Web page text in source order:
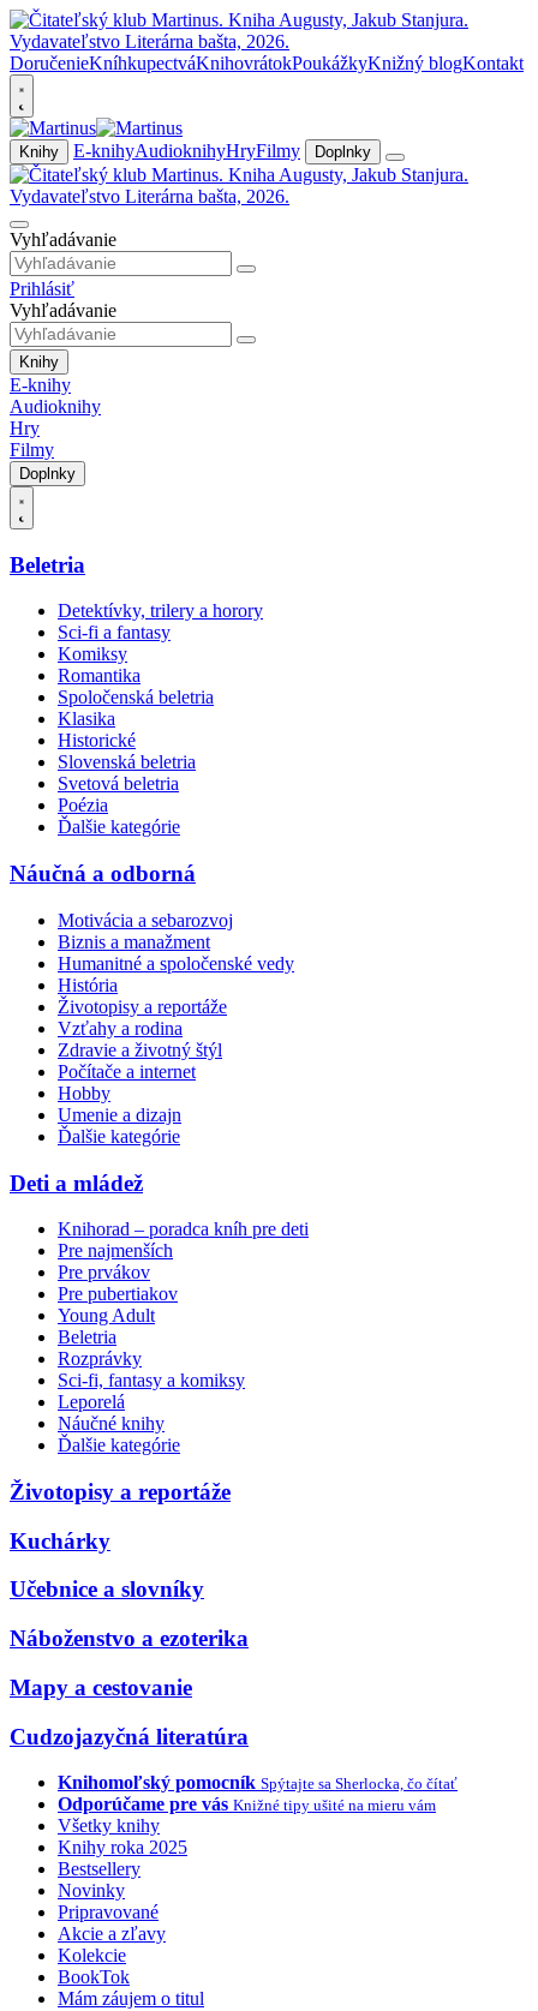
DoručenieKníhkupectváKnihovrátokPoukážkyKnižný blogKontakt
Knihy E-knihyAudioknihyHryFilmy Doplnky
Vyhľadávanie
Prihlásiť
Vyhľadávanie
Knihy
E-knihy
Audioknihy
Hry
Filmy
Doplnky
Beletria
Detektívky, trilery a horory
Sci-fi a fantasy
Komiksy
Romantika
Spoločenská beletria
Klasika
Historické
Slovenská beletria
Svetová beletria
Poézia
Ďalšie kategórie
Náučná a odborná
Motivácia a sebarozvoj
Biznis a manažment
Humanitné a spoločenské vedy
História
Životopisy a reportáže
Vzťahy a rodina
Zdravie a životný štýl
Počítače a internet
Hobby
Umenie a dizajn
Ďalšie kategórie
Deti a mládež
Knihorad – poradca kníh pre deti
Pre najmenších
Pre prvákov
Pre pubertiakov
Young Adult
Beletria
Rozprávky
Sci-fi, fantasy a komiksy
Leporelá
Náučné knihy
Ďalšie kategórie
Životopisy a reportáže
Kuchárky
Učebnice a slovníky
Náboženstvo a ezoterika
Mapy a cestovanie
Cudzojazyčná literatúra
Knihomoľský pomocník Spýtajte sa Sherlocka, čo čítať
Odporúčame pre vás Knižné tipy ušité na mieru vám
Všetky knihy
Knihy roka 2025
Bestsellery
Novinky
Pripravované
Akcie a zľavy
Kolekcie
BookTok
Mám záujem o titul